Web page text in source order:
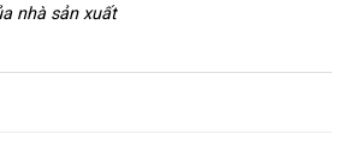
nhà sản xuất